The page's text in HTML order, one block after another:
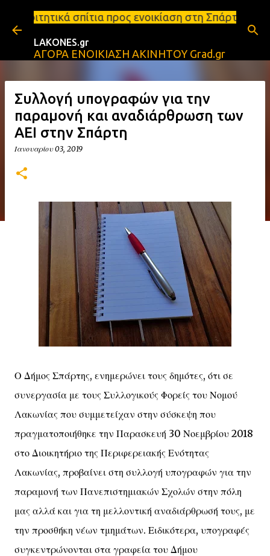
Μετάβαση στο κύριο περιεχόμενο
προς ενοικίαση στη Σπάρτη Ενοικιάσεις
LAKONES.gr
ΑΓΟΡΑ ΕΝΟΙΚΙΑΣΗ ΑΚΙΝΗΤΟΥ Grad.gr
Συλλογή υπογραφών για την
παραμονή και αναδιάρθρωση των
ΑΕΙ στην Σπάρτη
Ιανουαρίου 03, 2019
Ο Δήμος Σπάρτης, ενημερώνει τους δημότες, ότι σε
συνεργασία με τους Συλλογικούς Φορείς του Νομού
Λακωνίας που συμμετείχαν στην σύσκεψη που
πραγματοποιήθηκε την Παρασκευή 30 Νοεμβρίου 2018
στο Διοικητήριο της Περιφερειακής Ενότητας
Λακωνίας, προβαίνει στη συλλογή υπογραφών για την
παραμονή των Πανεπιστημιακών Σχολών στην πόλη
μας αλλά και για τη μελλοντική αναδιάρθρωσή τους, με
την προσθήκη νέων τμημάτων. Ειδικότερα, υπογραφές
συγκεντρώνονται στα γραφεία του Δήμου